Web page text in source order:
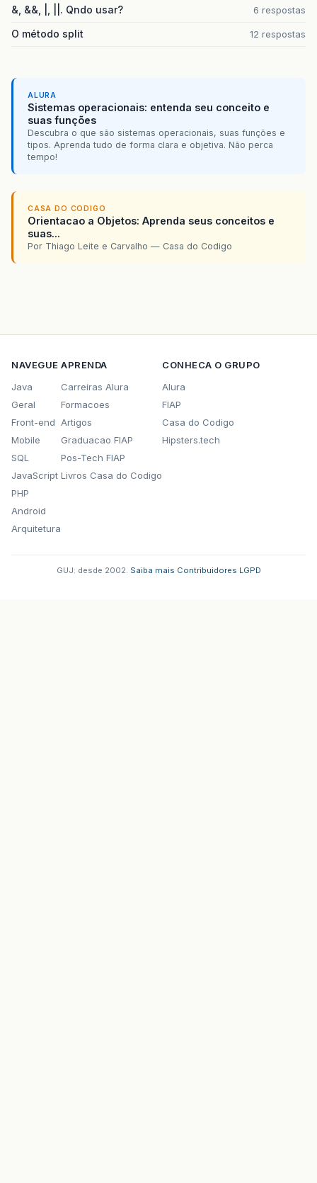
&, &&, |, ||. Qndo usar? 6 respostas
O método split 12 respostas
ALURA
Sistemas operacionais: entenda seu conceito e
suas funções
Descubra o que são sistemas operacionais, suas funções e
tipos. Aprenda tudo de forma clara e objetiva. Não perca
tempo!
CASA DO CODIGO
Orientacao a Objetos: Aprenda seus conceitos e
suas...
Por Thiago Leite e Carvalho — Casa do Codigo
NAVEGUE
Java
Geral
Front-end
Mobile
SQL
JavaScript
PHP
Android
Arquitetura
APRENDA
Carreiras Alura
Formacoes
Artigos
Graduacao FIAP
Pos-Tech FIAP
Livros Casa do Codigo
CONHECA O GRUPO
Alura
FIAP
Casa do Codigo
Hipsters.tech
GUJ: desde 2002. Saiba mais Contribuidores LGPD